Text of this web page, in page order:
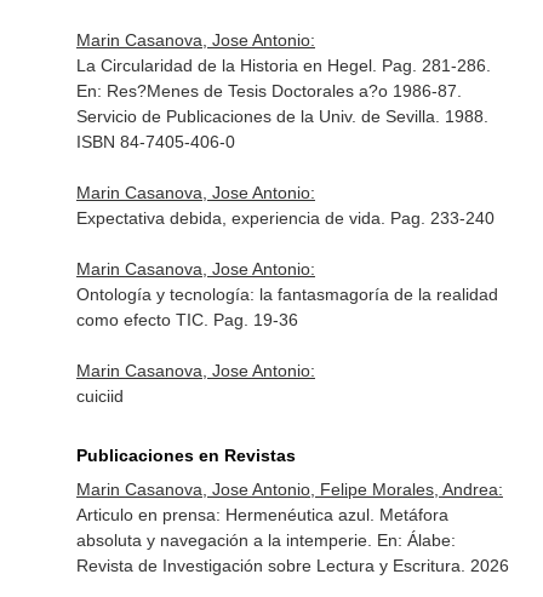
Marin Casanova, Jose Antonio:
La Circularidad de la Historia en Hegel. Pag. 281-286.
En: Res?Menes de Tesis Doctorales a?o 1986-87
Servicio de Publicaciones de la Univ. de Sevilla. 1988.
ISBN 84-7405-406-0
Marin Casanova, Jose Antonio:
Expectativa debida, experiencia de vida. Pag. 233-240
Marin Casanova, Jose Antonio:
Ontología y tecnología: la fantasmagoría de la realidad
como efecto TIC. Pag. 19-36
Marin Casanova, Jose Antonio:
cuiciid
Publicaciones en Revistas
Marin Casanova, Jose Antonio, Felipe Morales, Andrea:
Articulo en prensa: Hermenéutica azul. Metáfora
absoluta y navegación a la intemperie. En: Álabe:
Revista de Investigación sobre Lectura y Escritura . 2026